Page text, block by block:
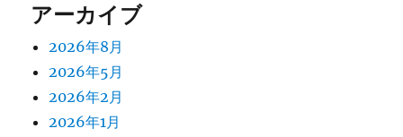
アーカイブ
2026年8月
2026年5月
2026年2月
2026年1月